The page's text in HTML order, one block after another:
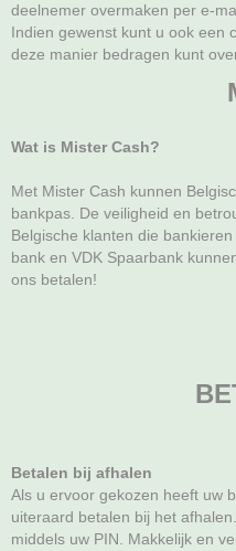
deelnemer overmaken per e-
Indien gewenst kunt u ook een
deze manier bedragen kunt
Wat is Mister Cash?
Met Mister Cash kunnen
bankpas. De veiligheid en
Belgische klanten die
bank en VDK Spaarbank
ons betalen!
Betalen bij afhalen
Als u ervoor gekozen heeft uw
uiteraard betalen bij het
middels uw PIN. Makkelijk en